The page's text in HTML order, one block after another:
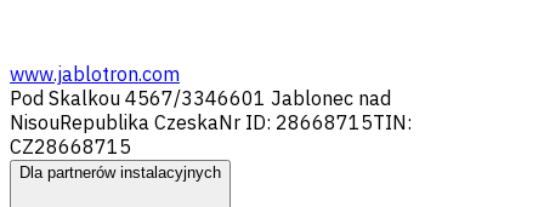
www.jablotron.com
Pod Skalkou 4567/3346601 Jablonec nad
NisouRepublika CzeskaNr ID: 28668715TIN:
CZ28668715
Dla partnerów instalacyjnych